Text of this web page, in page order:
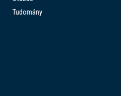
Tudomány